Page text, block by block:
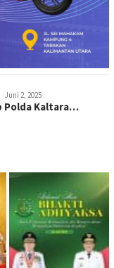
Juni 2, 2025
Polda Kaltara…